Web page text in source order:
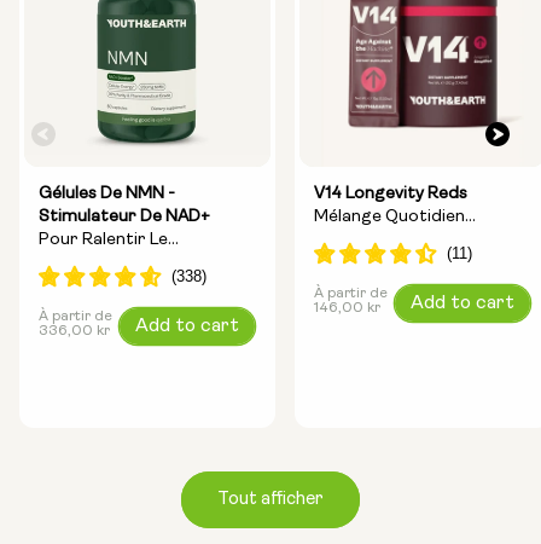
Gélules De NMN -
Stimulateur De NAD+
Pour Ralentir Le
Vieillissement Et Booster
L'énergie
Prix
À partir de
336,00 kr
Add to cart
V14 Longevity Reds
Mélange Quotidien
Contenant 14 Ingrédients
Favorisant La Longévité
Prix
À partir de
146,00 kr
Add to cart
Tout afficher